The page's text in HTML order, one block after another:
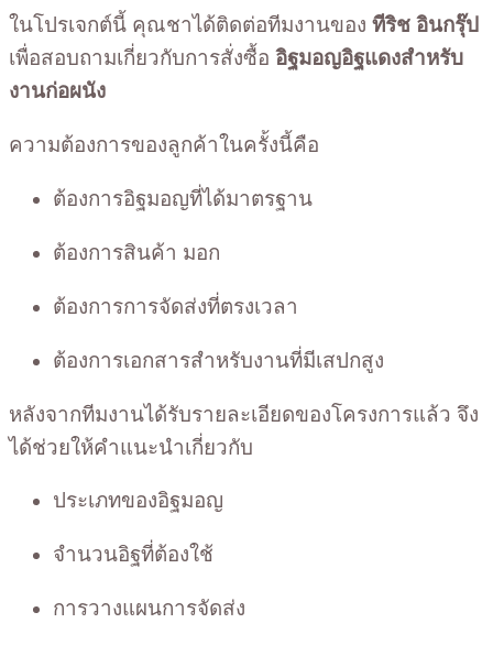
ในโปรเจกต์นี้ คุณชาได้ติดต่อทีมงานของ ทีริช อินกรุ๊ป
เพื่อสอบถามเกี่ยวกับการสั่งซื้อ อิฐมอญอิฐแดงสำหรับ
งานก่อผนัง
ความต้องการของลูกค้าในครั้งนี้คือ
ต้องการอิฐมอญที่ได้มาตรฐาน
ต้องการสินค้า มอก
ต้องการการจัดส่งที่ตรงเวลา
ต้องการเอกสารสำหรับงานที่มีเสปกสูง
หลังจากทีมงานได้รับรายละเอียดของโครงการแล้ว จึง
ได้ช่วยให้คำแนะนำเกี่ยวกับ
ประเภทของอิฐมอญ
จำนวนอิฐที่ต้องใช้
การวางแผนการจัดส่ง